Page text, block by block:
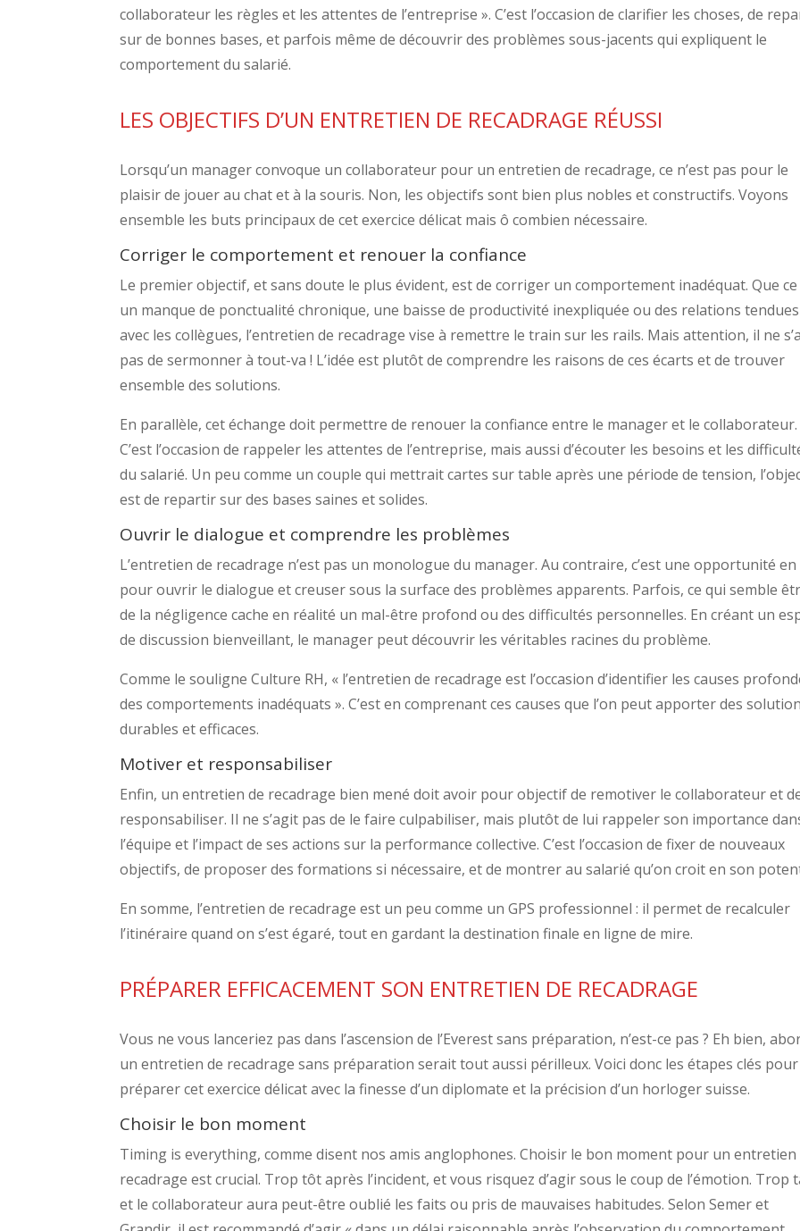
collaborateur les règles et les attentes de l’entreprise ». C’est l’occasion de clarifier les choses, de
sur de bonnes bases, et parfois même de découvrir des problèmes sous-jacents qui expliquent le
comportement du salarié.
LES OBJECTIFS D’UN ENTRETIEN DE RECADRAGE RÉUSSI
Lorsqu’un manager convoque un collaborateur pour un entretien de recadrage, ce n’est pas pour le
plaisir de jouer au chat et à la souris. Non, les objectifs sont bien plus nobles et constructifs. Voyons
ensemble les buts principaux de cet exercice délicat mais ô combien nécessaire.
Corriger le comportement et renouer la confiance
Le premier objectif, et sans doute le plus évident, est de corriger un comportement inadéquat. Que
un manque de ponctualité chronique, une baisse de productivité inexpliquée ou des relations tendues
avec les collègues, l’entretien de recadrage vise à remettre le train sur les rails. Mais attention, il ne
pas de sermonner à tout-va ! L’idée est plutôt de comprendre les raisons de ces écarts et de trouver
ensemble des solutions.
En parallèle, cet échange doit permettre de renouer la confiance entre le manager et le collaborateur.
C’est l’occasion de rappeler les attentes de l’entreprise, mais aussi d’écouter les besoins et les
du salarié. Un peu comme un couple qui mettrait cartes sur table après une période de tension,
est de repartir sur des bases saines et solides.
Ouvrir le dialogue et comprendre les problèmes
L’entretien de recadrage n’est pas un monologue du manager. Au contraire, c’est une opportunité
pour ouvrir le dialogue et creuser sous la surface des problèmes apparents. Parfois, ce qui semble
de la négligence cache en réalité un mal-être profond ou des difficultés personnelles. En créant un
de discussion bienveillant, le manager peut découvrir les véritables racines du problème.
Comme le souligne Culture RH, « l’entretien de recadrage est l’occasion d’identifier les causes
des comportements inadéquats ». C’est en comprenant ces causes que l’on peut apporter des
durables et efficaces.
Motiver et responsabiliser
Enfin, un entretien de recadrage bien mené doit avoir pour objectif de remotiver le collaborateur et
responsabiliser. Il ne s’agit pas de le faire culpabiliser, mais plutôt de lui rappeler son importance
l’équipe et l’impact de ses actions sur la performance collective. C’est l’occasion de fixer de nouveaux
objectifs, de proposer des formations si nécessaire, et de montrer au salarié qu’on croit en son
En somme, l’entretien de recadrage est un peu comme un GPS professionnel : il permet de recalculer
l’itinéraire quand on s’est égaré, tout en gardant la destination finale en ligne de mire.
PRÉPARER EFFICACEMENT SON ENTRETIEN DE RECADRAGE
Vous ne vous lanceriez pas dans l’ascension de l’Everest sans préparation, n’est-ce pas ? Eh bien,
un entretien de recadrage sans préparation serait tout aussi périlleux. Voici donc les étapes clés pour
préparer cet exercice délicat avec la finesse d’un diplomate et la précision d’un horloger suisse.
Choisir le bon moment
Timing is everything, comme disent nos amis anglophones. Choisir le bon moment pour un entretien
recadrage est crucial. Trop tôt après l’incident, et vous risquez d’agir sous le coup de l’émotion. Trop
et le collaborateur aura peut-être oublié les faits ou pris de mauvaises habitudes. Selon Semer et